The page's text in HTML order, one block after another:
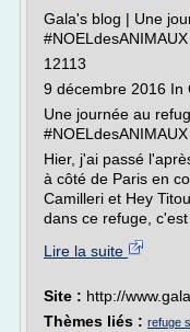
Gala's blog | Une
#NOELdesANIMAUX
12113
9 décembre 2016 In
Une journée au
#NOELdesANIMAUX
Hier, j'ai passé
à côté de Paris en
Camilleri et Hey
dans ce refuge,
Lire la suite
Site : http://
Thèmes liés : refuge